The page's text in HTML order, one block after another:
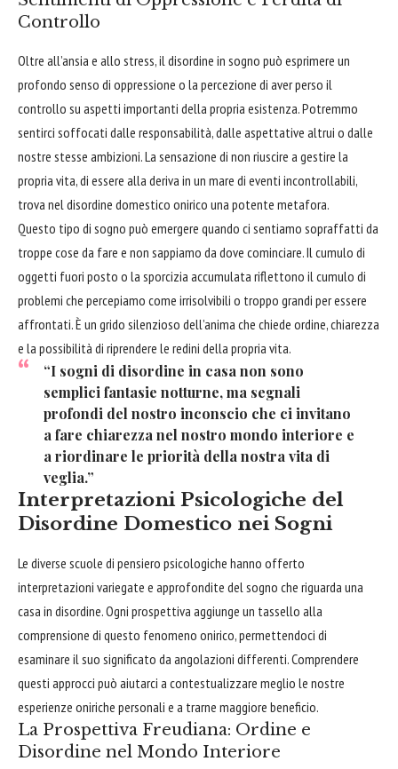
Controllo
Oltre all’ansia e allo stress, il disordine in sogno può esprimere un
profondo senso di oppressione o la percezione di aver perso il
controllo su aspetti importanti della propria esistenza. Potremmo
sentirci soffocati dalle responsabilità, dalle aspettative altrui o dalle
nostre stesse ambizioni. La sensazione di non riuscire a gestire la
propria vita, di essere alla deriva in un mare di eventi incontrollabili,
trova nel disordine domestico onirico una potente metafora.
Questo tipo di sogno può emergere quando ci sentiamo sopraffatti da
troppe cose da fare e non sappiamo da dove cominciare. Il cumulo di
oggetti fuori posto o la sporcizia accumulata riflettono il cumulo di
problemi che percepiamo come irrisolvibili o troppo grandi per essere
affrontati. È un grido silenzioso dell’anima che chiede ordine, chiarezza
e la possibilità di riprendere le redini della propria vita.
“I sogni di disordine in casa non sono
semplici fantasie notturne, ma segnali
profondi del nostro inconscio che ci invitano
a fare chiarezza nel nostro mondo interiore e
a riordinare le priorità della nostra vita di
veglia.”
Interpretazioni Psicologiche del
Disordine Domestico nei Sogni
Le diverse scuole di pensiero psicologiche hanno offerto
interpretazioni variegate e approfondite del sogno che riguarda una
casa in disordine. Ogni prospettiva aggiunge un tassello alla
comprensione di questo fenomeno onirico, permettendoci di
esaminare il suo significato da angolazioni differenti. Comprendere
questi approcci può aiutarci a contestualizzare meglio le nostre
esperienze oniriche personali e a trarne maggiore beneficio.
La Prospettiva Freudiana: Ordine e
Disordine nel Mondo Interiore